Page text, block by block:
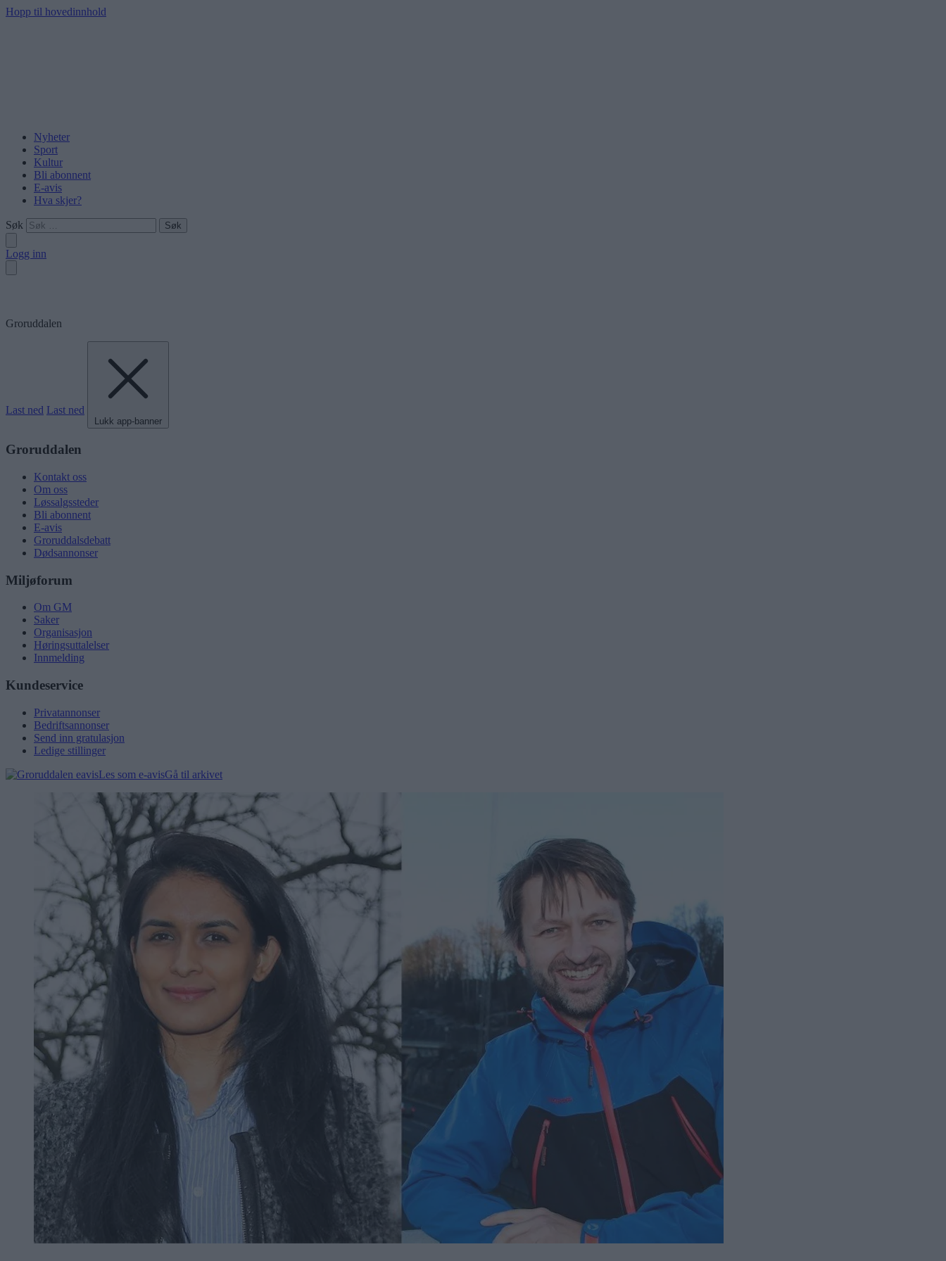
Hopp til hovedinnhold
Nyheter
Sport
Kultur
Bli abonnent
E-avis
Hva skjer?
Søk
Logg inn
Groruddalen
Last ned Last ned
Lukk app-banner
Groruddalen
Kontakt oss
Om oss
Løssalgssteder
Bli abonnent
E-avis
Groruddalsdebatt
Dødsannonser
Miljøforum
Om GM
Saker
Organisasjon
Høringsuttalelser
Innmelding
Kundeservice
Privatannonser
Bedriftsannonser
Send inn gratulasjon
Ledige stillinger
Les som e-avisGå til arkivet